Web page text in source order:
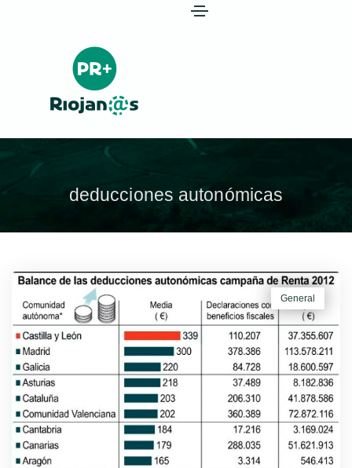
deducciones autonómicas
General